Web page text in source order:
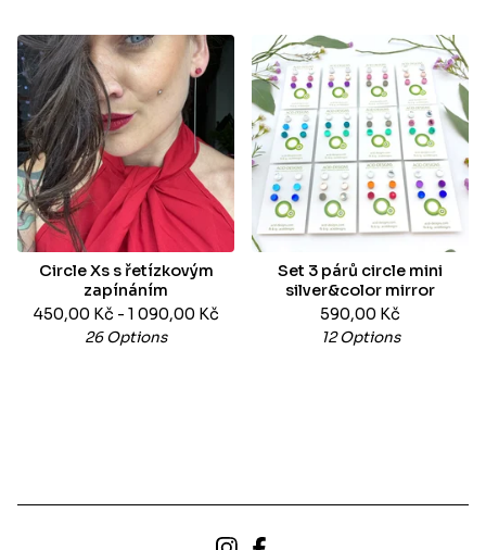
Circle Xs s řetízkovým
zapínáním
450,00 Kč - 1 090,00 Kč
26 Options
Set 3 párů circle mini
silver&color mirror
590,00 Kč
12 Options